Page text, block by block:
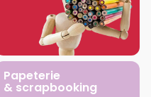
Papeterie
& scrapbooking